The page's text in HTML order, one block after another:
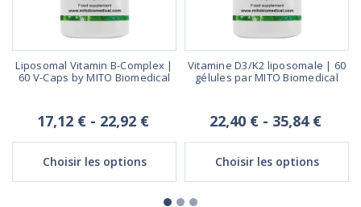
Liposomal Vitamin B-Complex |
60 V-Caps by MITO Biomedical
17,12 € - 22,92 €
Choisir les options
Vitamine D3/K2 liposomale | 60
gélules par MITO Biomedical
22,40 € - 35,84 €
Choisir les options